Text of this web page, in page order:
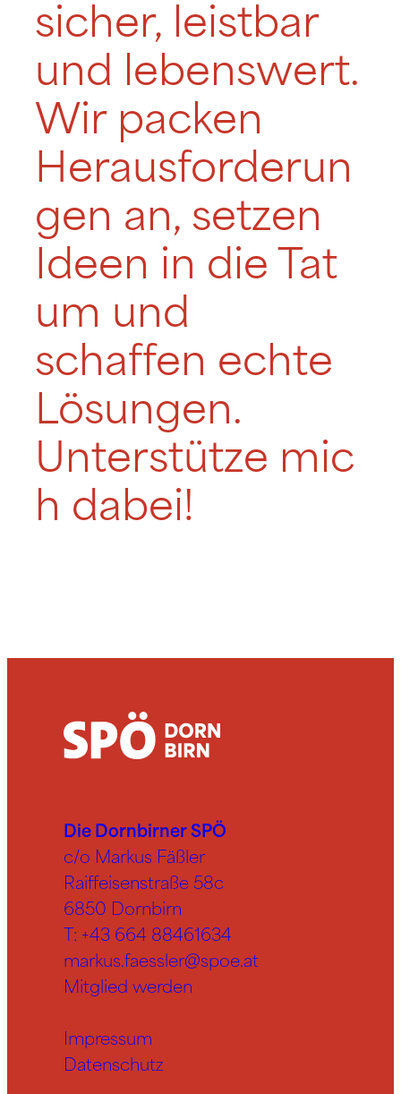
sicher, leistbar
und lebenswert.
Wir packen
Herausforderun
gen an, setzen
Ideen in die Tat
um und
schaffen echte
Lösungen.
Unterstütze mic
h dabei!
Die Dornbirner SPÖ
c/o Markus Fäßler
Raiffeisenstraße 58c
6850 Dornbirn
T: +43 664 88461634
markus.faessler@spoe.at
Mitglied werden
Impressum
Datenschutz